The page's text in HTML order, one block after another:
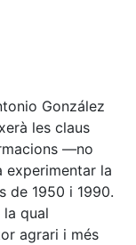
González
les claus
—no
la
de 1950 i 1990.
qual
agrari i més